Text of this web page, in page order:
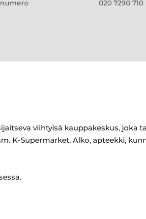
020 7290 710
viihtyisä kauppakeskus, joka
K-Supermarket, Alko, apteekki,